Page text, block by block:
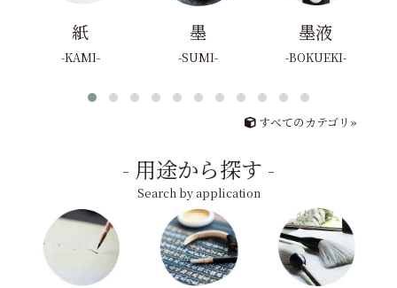
紙
KAMI
墨
SUMI
墨液
BOKUEKI
すべてのカテゴリ»
用途から探す
Search by application